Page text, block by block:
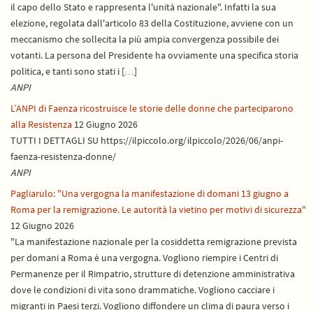
il capo dello Stato e rappresenta l'unità nazionale". Infatti la sua
elezione, regolata dall'articolo 83 della Costituzione, avviene con un
meccanismo che sollecita la più ampia convergenza possibile dei
votanti. La persona del Presidente ha ovviamente una specifica storia
politica, e tanti sono stati i […]
ANPI
L’ANPI di Faenza ricostruisce le storie delle donne che parteciparono
alla Resistenza 12 Giugno 2026
TUTTI I DETTAGLI SU https://ilpiccolo.org/ilpiccolo/2026/06/anpi-
faenza-resistenza-donne/
ANPI
Pagliarulo: "Una vergogna la manifestazione di domani 13 giugno a
Roma per la remigrazione. Le autorità la vietino per motivi di sicurezza"
12 Giugno 2026
"La manifestazione nazionale per la cosiddetta remigrazione prevista
per domani a Roma è una vergogna. Vogliono riempire i Centri di
Permanenze per il Rimpatrio, strutture di detenzione amministrativa
dove le condizioni di vita sono drammatiche. Vogliono cacciare i
migranti in Paesi terzi. Vogliono diffondere un clima di paura verso i